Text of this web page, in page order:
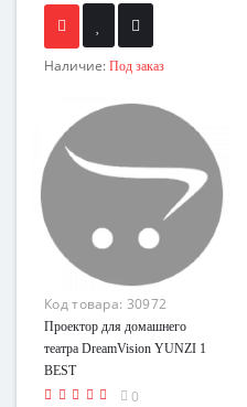
Наличие: Под заказ
Код товара: 30972
Проектор для домашнего
театра DreamVision YUNZI 1
BEST
0